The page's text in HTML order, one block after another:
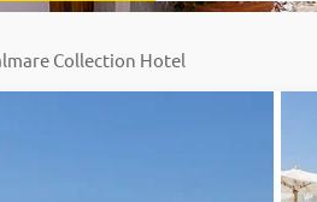
Collection Hotel